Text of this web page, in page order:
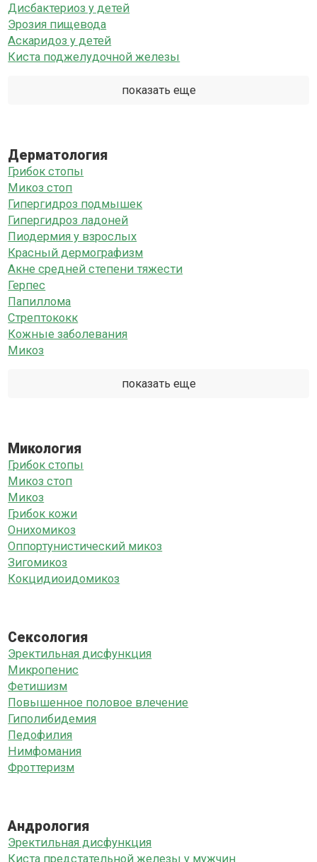
Дисбактериоз у детей
Эрозия пищевода
Аскаридоз у детей
Киста поджелудочной железы
показать еще
Дерматология
Грибок стопы
Микоз стоп
Гипергидроз подмышек
Гипергидроз ладоней
Пиодермия у взрослых
Красный дермографизм
Акне средней степени тяжести
Герпес
Папиллома
Стрептококк
Кожные заболевания
Микоз
показать еще
Микология
Грибок стопы
Микоз стоп
Микоз
Грибок кожи
Онихомикоз
Оппортунистический микоз
Зигомикоз
Кокцидиоидомикоз
Сексология
Эректильная дисфункция
Микропенис
Фетишизм
Повышенное половое влечение
Гиполибидемия
Педофилия
Нимфомания
Фроттеризм
Андрология
Эректильная дисфункция
Киста предстательной железы у мужчин